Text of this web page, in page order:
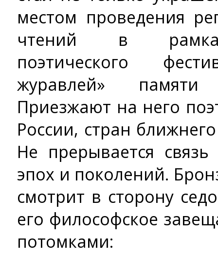
местом проведения
чтений в
поэтического
журавлей» памяти
Приезжают на него
России, стран
Не прерывается
эпох и поколений.
смотрит в сторону
его философское
потомками: